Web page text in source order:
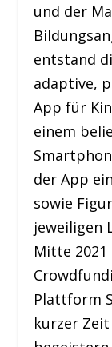
und der
entstand
adaptive,
App für
einem
der App
sowie
jeweiligen
Mitte
Plattform
kurzer